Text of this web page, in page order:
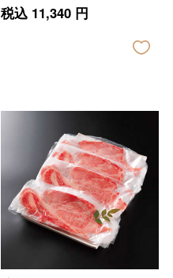
税込 11,340円